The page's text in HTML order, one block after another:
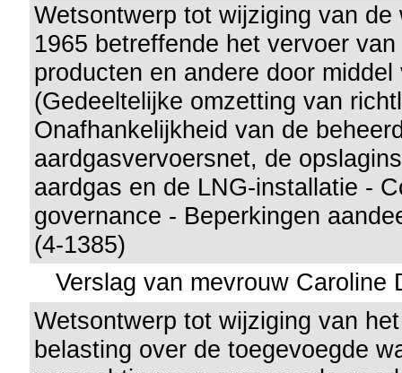
Wetsontwerp tot wijziging van de
1965 betreffende het vervoer
producten en andere door
(Gedeeltelijke omzetting van
Onafhankelijkheid van de
aardgasvervoersnet, de
aardgas en de LNG-installatie -
governance - Beperkingen
(4-1385)
Verslag van mevrouw Caroline
Wetsontwerp tot wijziging van
belasting over de toegevoegde